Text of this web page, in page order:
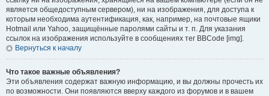
является общедоступным сервером), ни на изображения, для доступа к
которым необходима аутентификация, как, например, на почтовые ящики
Hotmail или Yahoo, защищённые паролями сайты и т. п. Для указания
ссылок на изображения используйте в сообщениях тег BBCode [img].
Вернуться к началу
Что такое важные объявления?
Эти объявления содержат важную информацию, и вы должны прочесть их
по возможности. Они появляются вверху каждого из форумов и в вашем